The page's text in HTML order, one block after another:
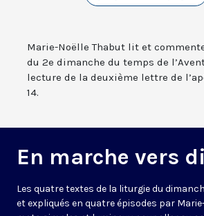
Marie-Noëlle Thabut lit et
du 2e dimanche du temps de
lecture de la deuxième lettre de
14.
En marche vers
Les quatre textes de la liturgie du
et expliqués en quatre épisodes par